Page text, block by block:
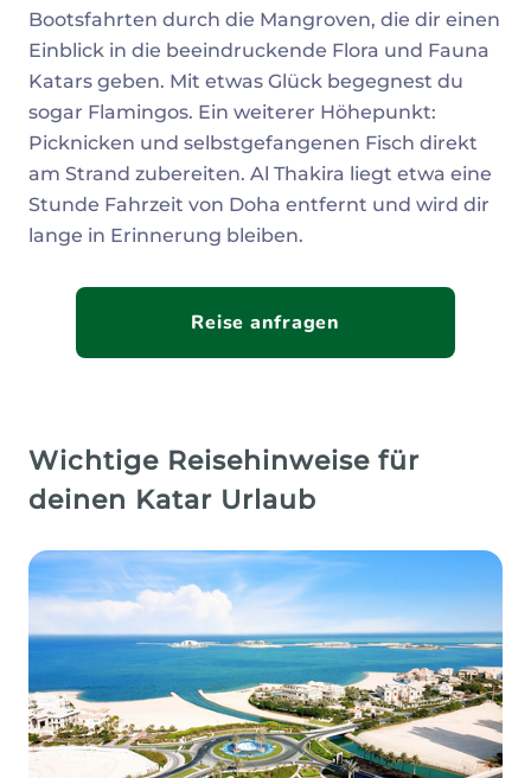
Bootsfahrten durch die Mangroven, die dir einen
Einblick in die beeindruckende Flora und Fauna
Katars geben. Mit etwas Glück begegnest du
sogar Flamingos. Ein weiterer Höhepunkt:
Picknicken und selbstgefangenen Fisch direkt
am Strand zubereiten. Al Thakira liegt etwa eine
Stunde Fahrzeit von Doha entfernt und wird dir
lange in Erinnerung bleiben.
Reise anfragen
Wichtige Reisehinweise für
deinen Katar Urlaub